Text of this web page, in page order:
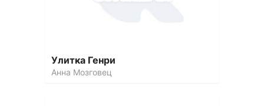
Улитка Генри
Анна Мозговец